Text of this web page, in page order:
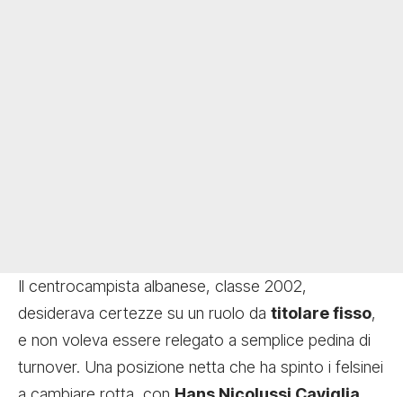
Il centrocampista albanese, classe 2002,
desiderava certezze su un ruolo da titolare fisso,
e non voleva essere relegato a semplice pedina di
turnover. Una posizione netta che ha spinto i felsinei